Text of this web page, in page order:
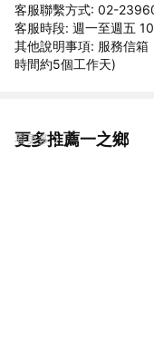
客服聯繫方式: 02-
客服時段: 週一至週五
其他說明事項: 服務信
時間約5個工作天)
更多推薦一之鄉
看更多